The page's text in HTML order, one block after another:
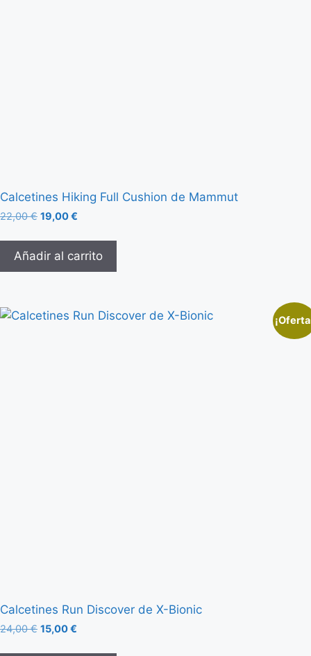
Calcetines Hiking Full Cushion de Mammut
22,00€ 19,00€
Añadir al carrito
Calcetines Run Discover de X-Bionic
24,00€ 15,00€